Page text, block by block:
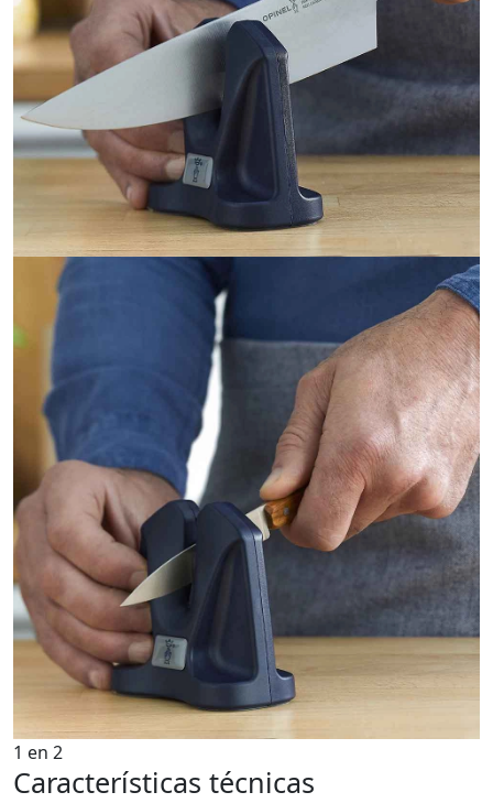
1 en 2
Características técnicas